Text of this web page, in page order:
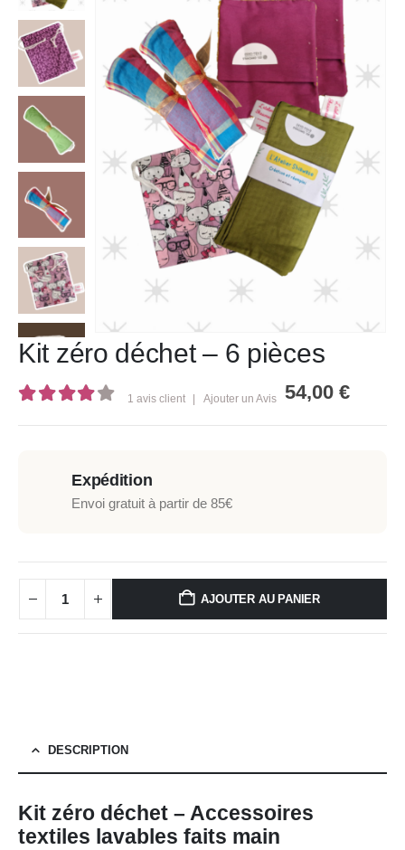
Kit zéro déchet – 6 pièces
1 avis client | Ajouter un Avis 54,00 €
Expédition
Envoi gratuit à partir de 85€
AJOUTER AU PANIER
DESCRIPTION
Kit zéro déchet – Accessoires
textiles lavables faits main